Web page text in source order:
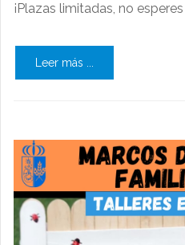
¡Plazas limitadas, no
Leer más ...